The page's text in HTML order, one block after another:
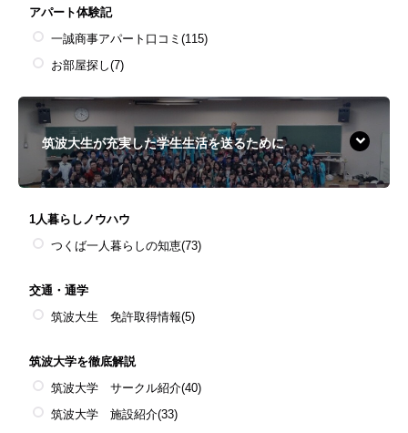
アパート体験記
一誠商事アパート口コミ (115)
お部屋探し(7)
筑波大生が充実した学生生活を送るために
1人暮らしノウハウ
つくば一人暮らしの知恵(73)
交通・通学
筑波大生 免許取得情報(5)
筑波大学を徹底解説
筑波大学 サークル紹介(40)
筑波大学 施設紹介(33)